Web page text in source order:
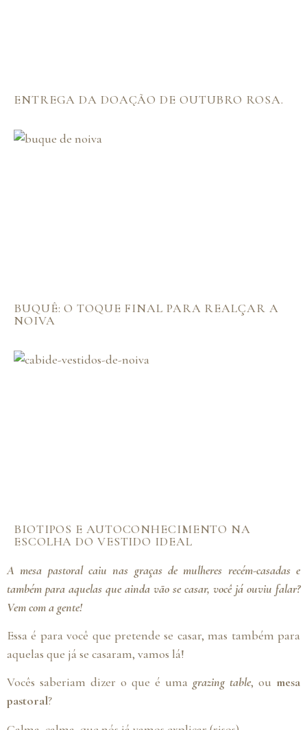
A mesa pastoral caiu nas graças de mulheres recém-casadas e
também para aquelas que ainda vão se casar, você já ouviu falar?
Vem com a gente!
Essa é para você que pretende se casar, mas também para
aquelas que já se casaram, vamos lá!
Vocês saberiam dizer o que é uma grazing table, ou mesa
pastoral?
ENTREGA DA DOAÇÃO DE OUTUBRO ROSA.
BUQUÊ: O TOQUE FINAL PARA REALÇAR A
NOIVA
BIOTIPOS E AUTOCONHECIMENTO NA
ESCOLHA DO VESTIDO IDEAL